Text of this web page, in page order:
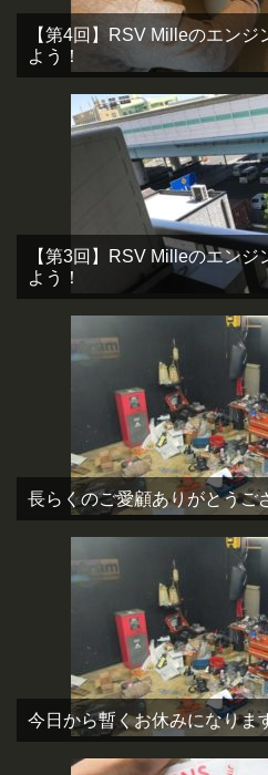
【第4回】RSV Milleのエン
よう！
【第3回】RSV Milleのエン
よう！
長らくのご愛顧ありがとうご
今日から暫くお休みになりま